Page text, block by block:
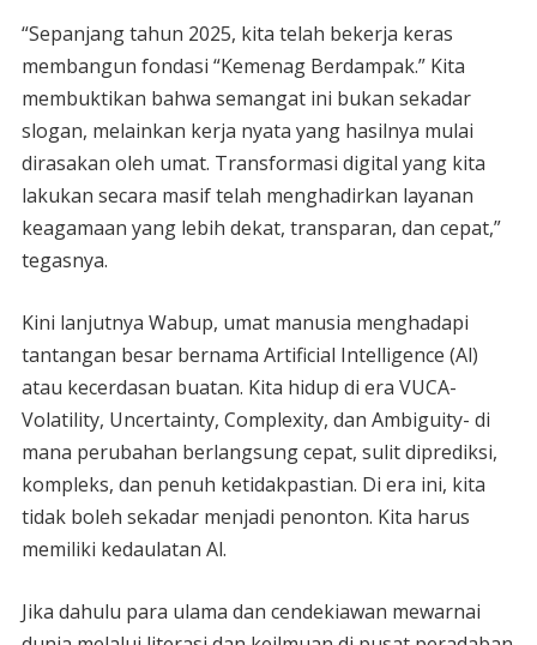
“Sepanjang tahun 2025, kita telah bekerja keras
membangun fondasi “Kemenag Berdampak.” Kita
membuktikan bahwa semangat ini bukan sekadar
slogan, melainkan kerja nyata yang hasilnya mulai
dirasakan oleh umat. Transformasi digital yang kita
lakukan secara masif telah menghadirkan layanan
keagamaan yang lebih dekat, transparan, dan cepat,”
tegasnya.
Kini lanjutnya Wabup, umat manusia menghadapi
tantangan besar bernama Artificial Intelligence (Al)
atau kecerdasan buatan. Kita hidup di era VUCA-
Volatility, Uncertainty, Complexity, dan Ambiguity- di
mana perubahan berlangsung cepat, sulit diprediksi,
kompleks, dan penuh ketidakpastian. Di era ini, kita
tidak boleh sekadar menjadi penonton. Kita harus
memiliki kedaulatan Al.
Jika dahulu para ulama dan cendekiawan mewarnai